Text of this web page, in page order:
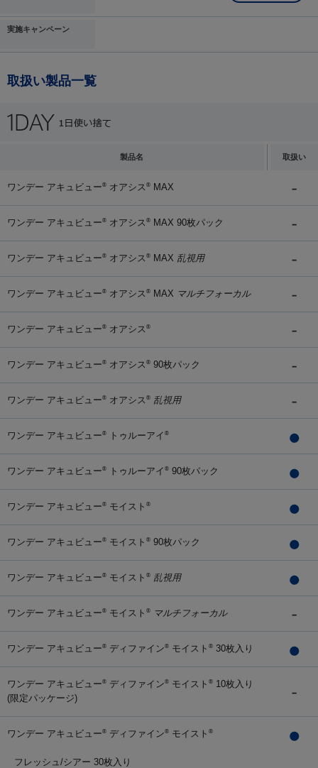
実施キャンペーン
取扱い製品一覧
製品名 取扱い
ワンデー アキュビュー® オアシス ® MAX
ワンデー アキュビュー® オアシス ® MAX 90枚パック
ワンデー アキュビュー® オアシス ® MAX 乱視用
ワンデー アキュビュー® オアシス ® MAX マルチフォーカル
ワンデー アキュビュー® オアシス ®
ワンデー アキュビュー® オアシス ® 90枚パック
ワンデー アキュビュー® オアシス ® 乱視用
ワンデー アキュビュー® トゥルーアイ ®
ワンデー アキュビュー® トゥルーアイ ® 90枚パック
ワンデー アキュビュー® モイスト ®
ワンデー アキュビュー® モイスト ® 90枚パック
ワンデー アキュビュー® モイスト ® 乱視用
ワンデー アキュビュー® モイスト ® マルチフォーカル
ワンデー アキュビュー® ディファイン® モイスト ® 30枚入り
ワンデー アキュビュー® ディファイン® モイスト ® 10枚入り
(限定パッケージ)
ワンデー アキュビュー® ディファイン® モイスト ®
フレッシュ/シアー 30枚入り